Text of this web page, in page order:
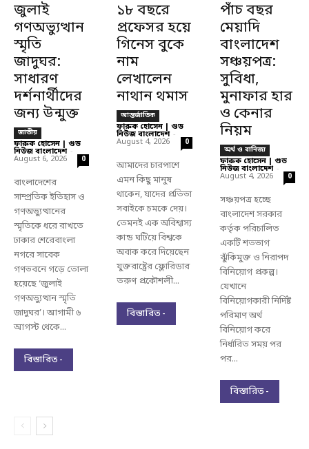
জুলাই
গণঅভ্যুত্থান
স্মৃতি
জাদুঘর:
সাধারণ
দর্শনার্থীদের
জন্য উন্মুক্ত
জাতীয়
ফারুক হোসেন | গুড
নিউজ বাংলাদেশ -
August 6, 2026 0
বাংলাদেশের
সাম্প্রতিক ইতিহাস ও
গণঅভ্যুত্থানের
স্মৃতিকে ধরে রাখতে
ঢাকার শেরেবাংলা
নগরে সাবেক
গণভবনে গড়ে তোলা
হয়েছে ‘জুলাই
গণঅভ্যুত্থান স্মৃতি
জাদুঘর’। আগামী ৬
আগস্ট থেকে...
বিস্তারিত -
১৮ বছরে
প্রফেসর হয়ে
গিনেস বুকে
নাম
লেখালেন
নাথান থমাস
আন্তর্জাতিক
ফারুক হোসেন | গুড
নিউজ বাংলাদেশ -
August 4, 2026 0
আমাদের চারপাশে
এমন কিছু মানুষ
থাকেন, যাদের প্রতিভা
সবাইকে চমকে দেয়।
তেমনই এক অবিশ্বাস্য
কান্ড ঘটিয়ে বিশ্বকে
অবাক করে দিয়েছেন
যুক্তরাষ্ট্রের ফ্লোরিডার
তরুণ প্রকৌশলী...
বিস্তারিত -
পাঁচ বছর
মেয়াদি
বাংলাদেশ
সঞ্চয়পত্র:
সুবিধা,
মুনাফার হার
ও কেনার
নিয়ম
অর্থ ও বানিজ্য
ফারুক হোসেন | গুড
নিউজ বাংলাদেশ -
August 4, 2026 0
সঞ্চয়পত্র হচ্ছে
বাংলাদেশ সরকার
কর্তৃক পরিচালিত
একটি শতভাগ
ঝুঁকিমুক্ত ও নিরাপদ
বিনিয়োগ প্রকল্প।
যেখানে
বিনিয়োগকারী নির্দিষ্ট
পরিমাণ অর্থ
বিনিয়োগ করে
নির্ধারিত সময় পর
পর...
বিস্তারিত -